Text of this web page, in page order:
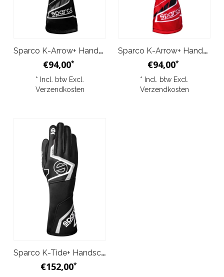
Sparco K-Arrow+ Handschoenen Zwart Grijs
€94,00*
* Incl. btw Excl.
Verzendkosten
Sparco K-Arrow+ Handschoenen Rood Zwart
€94,00*
* Incl. btw Excl.
Verzendkosten
Sparco K-Tide+ Handschoenen Zwart
€152,00*